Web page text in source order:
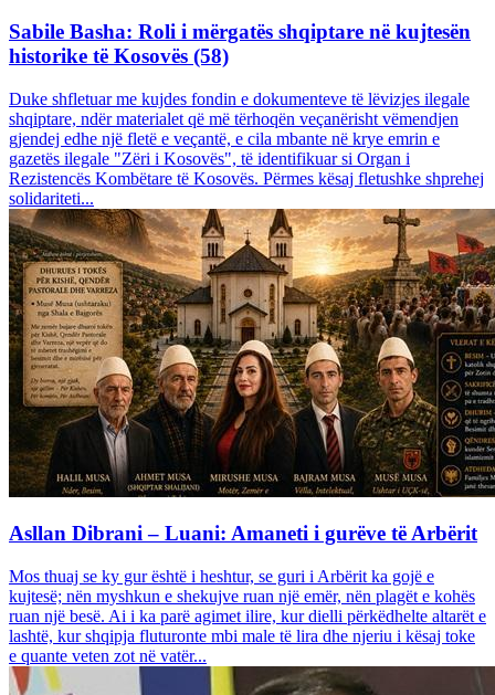
Sabile Basha: Roli i mërgatës shqiptare në kujtesën
historike të Kosovës (58)
Duke shfletuar me kujdes fondin e dokumenteve të lëvizjes ilegale
shqiptare, ndër materialet që më tërhoqën veçanërisht vëmendjen
gjendej edhe një fletë e veçantë, e cila mbante në krye emrin e
gazetës ilegale "Zëri i Kosovës", të identifikuar si Organ i
Rezistencës Kombëtare të Kosovës. Përmes kësaj fletushke shprehej
solidariteti...
Asllan Dibrani – Luani: Amaneti i gurëve të Arbërit
Mos thuaj se ky gur është i heshtur, se guri i Arbërit ka gojë e
kujtesë; nën myshkun e shekujve ruan një emër, nën plagët e kohës
ruan një besë. Ai i ka parë agimet ilire, kur dielli përkëdhelte altarët e
lashtë, kur shqipja fluturonte mbi male të lira dhe njeriu i kësaj toke
e quante veten zot në vatër...